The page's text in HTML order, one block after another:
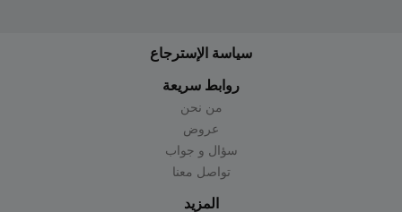
سياسة الإسترجاع
روابط سريعة
من نحن
عروض
سؤال و جواب
تواصل معنا
المزيد